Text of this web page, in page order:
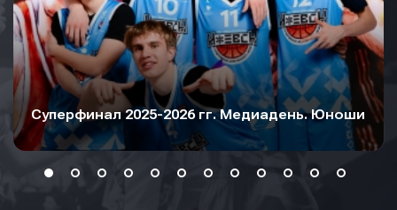
Суперфинал 2025-2026 гг. Медиадень. Юноши